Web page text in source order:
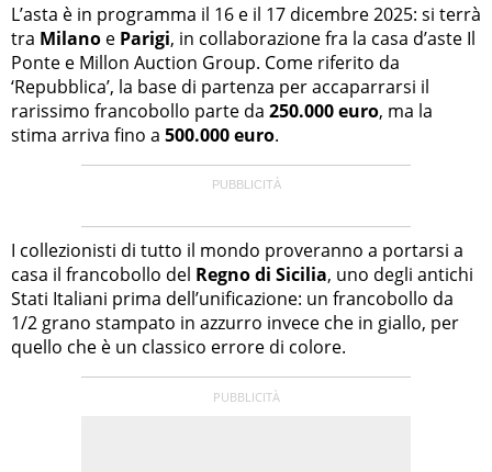
L’asta è in programma il 16 e il 17 dicembre 2025: si terrà
tra Milano e Parigi, in collaborazione fra la casa d’aste Il
Ponte e Millon Auction Group. Come riferito da
‘Repubblica’, la base di partenza per accaparrarsi il
rarissimo francobollo parte da 250.000 euro, ma la
stima arriva fino a 500.000 euro.
I collezionisti di tutto il mondo proveranno a portarsi a
casa il francobollo del Regno di Sicilia, uno degli antichi
Stati Italiani prima dell’unificazione: un francobollo da
1/2 grano stampato in azzurro invece che in giallo, per
quello che è un classico errore di colore.